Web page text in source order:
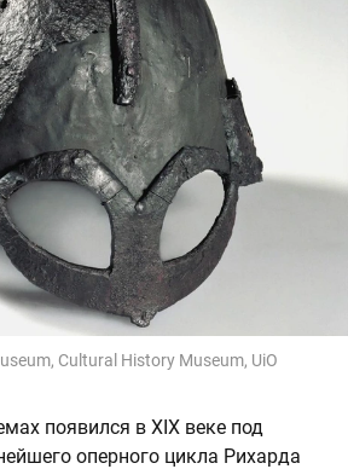
Cultural History Museum, UiO
появился в XIX веке под
оперного цикла Рихарда